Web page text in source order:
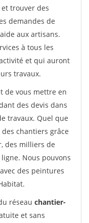
trouver des
demandes de
aux artisans.
à tous les
et qui auront
travaux.
de vous mettre en
des devis dans
travaux. Quel que
chantiers grâce
des milliers de
Nous pouvons
des peintures
réseau chantier-
et sans